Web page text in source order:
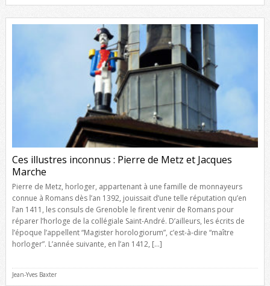
Ces illustres inconnus : Pierre de Metz et Jacques
Marche
Pierre de Metz, horloger, appartenant à une famille de monnayeurs
connue à Romans dès l’an 1392, jouissait d’une telle réputation qu’en
l’an 1411, les consuls de Grenoble le firent venir de Romans pour
réparer l’horloge de la collégiale Saint-André. D’ailleurs, les écrits de
l’époque l’appellent “Magister horologiorum”, c’est-à-dire “maître
horloger”. L’année suivante, en l’an 1412, […]
Jean-Yves Baxter